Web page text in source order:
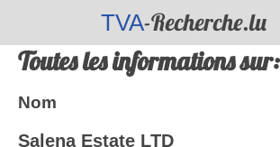
TVA-Recherche.lu
Toutes les informations sur:
Nom
Salena Estate LTD